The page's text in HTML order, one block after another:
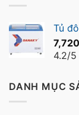
Tủ
4.2/5
DANH MỤC